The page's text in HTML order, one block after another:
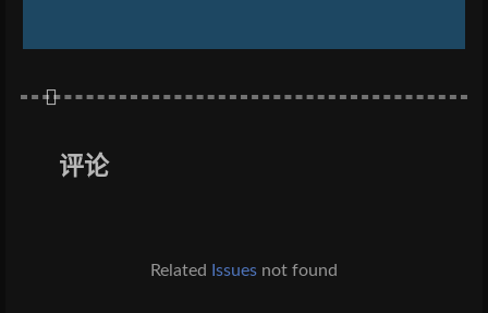
评论
Related Issues not found